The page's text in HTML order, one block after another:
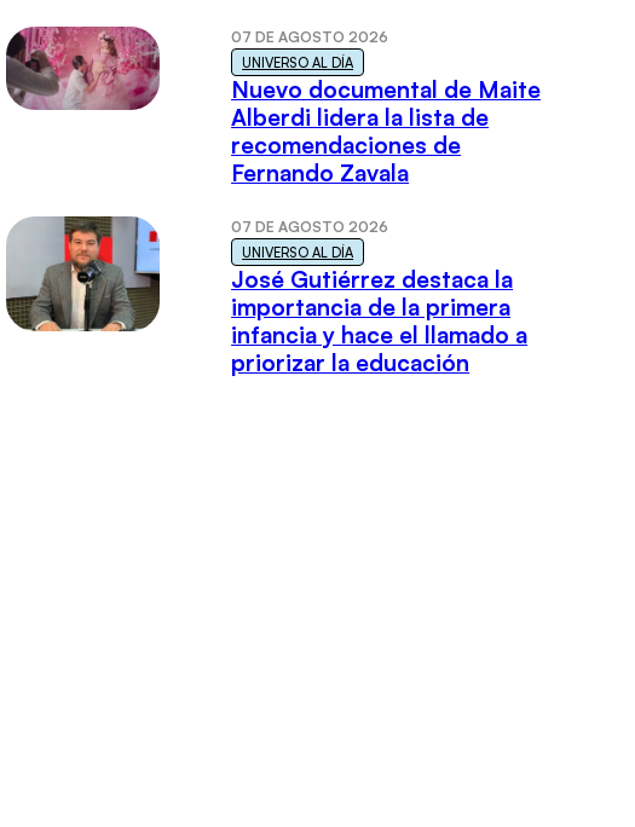
07 DE AGOSTO 2026
UNIVERSO AL DÍA
Nuevo documental de Maite
Alberdi lidera la lista de
recomendaciones de
Fernando Zavala
07 DE AGOSTO 2026
UNIVERSO AL DÍA
José Gutiérrez destaca la
importancia de la primera
infancia y hace el llamado a
priorizar la educación